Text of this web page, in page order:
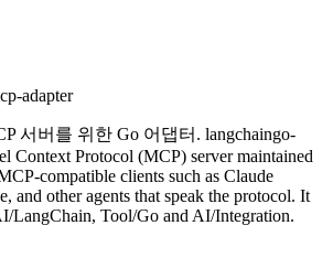
adapter
서버를 위한 Go 어댑터. langchaingo-
Context Protocol (MCP) server maintained
compatible clients such as Claude
and other agents that speak the protocol. It
LangChain, Tool/Go and AI/Integration.